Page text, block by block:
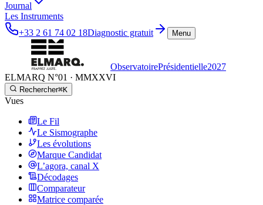
Journal
Les Instruments
+33 2 61 74 02 18Diagnostic gratuit Menu
ObservatoirePrésidentielle2027
ELMARQ N°01 · MMXXVI
Rechercher⌘K
Vues
Le Fil
Le Sismographe
Les évolutions
Marque Candidat
L’agora, canal X
Décodages
Comparateur
Matrice comparée